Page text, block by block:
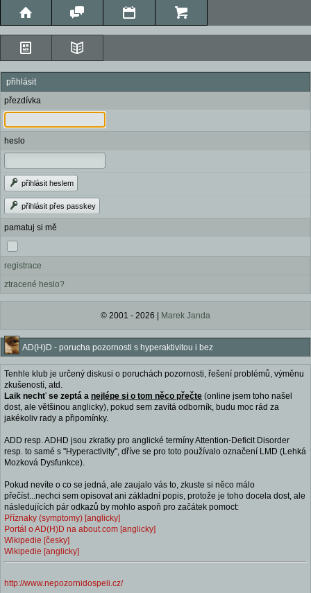
přihlásit
přezdívka
heslo
přihlásit heslem
přihlásit přes passkey
pamatuj si mě
registrace
ztracené heslo?
© 2001 - 2026 | Marek Janda
AD(H)D - porucha pozornosti s hyperaktivitou i bez
Tenhle klub je určený diskusi o poruchách pozornosti, řešení problémů, výměnu
zkušeností, atd.
Laik nechť se zeptá a nejlépe si o tom něco přečte (online jsem toho našel
dost, ale většinou anglicky), pokud sem zavítá odborník, budu moc rád za
jakékoliv rady a připomínky.
ADD resp. ADHD jsou zkratky pro anglické termíny Attention-Deficit Disorder
resp. to samé s "Hyperactivity", dříve se pro toto používalo označení LMD (Lehká
Mozková Dysfunkce).
Pokud nevíte o co se jedná, ale zaujalo vás to, zkuste si něco málo
přečíst...nechci sem opisovat ani základní popis, protože je toho docela dost, ale
následujících pár odkazů by mohlo aspoň pro začátek pomoct:
Příznaky (symptomy) [anglicky]
Portál o AD(H)D na about.com [anglicky]
Wikipedie [česky]
Wikipedie [anglicky]
http://www.nepozornidospeli.cz/